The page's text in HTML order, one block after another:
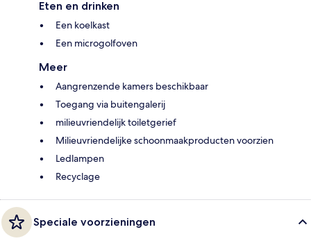
Eten en drinken
Een koelkast
Een microgolfoven
Meer
Aangrenzende kamers beschikbaar
Toegang via buitengalerij
milieuvriendelijk toiletgerief
Milieuvriendelijke schoonmaakproducten voorzien
Ledlampen
Recyclage
Speciale voorzieningen